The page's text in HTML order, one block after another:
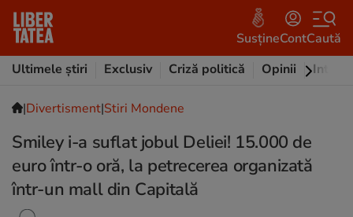
SusțineContCaută
Ultimele știri
Exclusiv Criză politică Opinii
|Divertisment|Stiri Mondene
Smiley i-a suflat jobul Deliei! 15.000 de
euro într-o oră, la petrecerea organizată
într-un mall din Capitală